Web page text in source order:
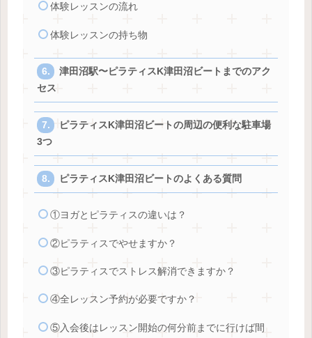
体験レッスンの流れ
体験レッスンの持ち物
津田沼駅〜ピラティスK津田沼ビートまでのアク
セス
ピラティスK津田沼ビートの周辺の便利な駐車場
3つ
ピラティスK津田沼ビートのよくある質問
①ヨガとピラティスの違いは？
②ピラティスでやせますか？
③ピラティスでストレス解消できますか？
④全レッスン予約が必要ですか？
⑤入会後はレッスン開始の何分前までに行けば間